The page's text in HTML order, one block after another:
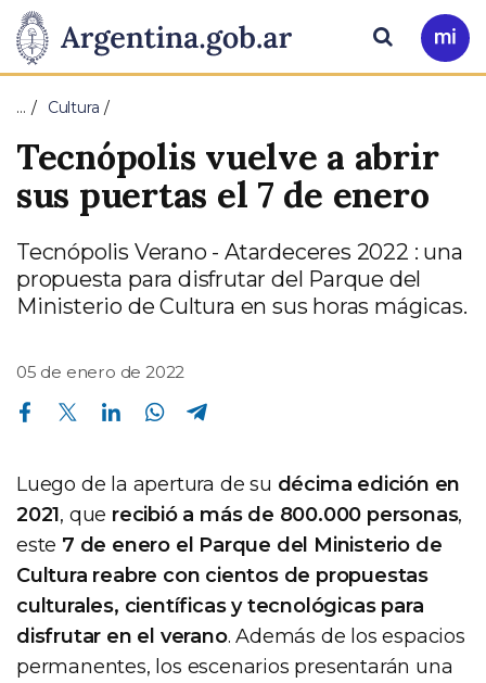
Presidencia
de
la
Nación
Pasar al contenido principal
Ir
a
Buscar
… Cultura
Tecnópolis vuelve a abrir
sus puertas el 7 de enero
Tecnópolis Verano - Atardeceres 2022 : una
propuesta para disfrutar del Parque del
Ministerio de Cultura en sus horas mágicas.
05 de enero de 2022
Compartir en Facebook Compartir en Twitter Compartir en Linkedin Compartir en Whatsapp
Luego de la apertura de su décima edición en
2021, que recibió a más de 800.000 personas,
este 7 de enero el Parque del Ministerio de
Cultura reabre con cientos de propuestas
culturales, científicas y tecnológicas para
disfrutar en el verano. Además de los espacios
permanentes, los escenarios presentarán una